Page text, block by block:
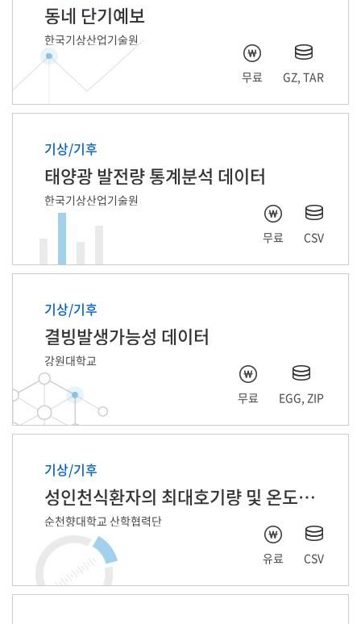
동네 단기예보
한국기상산업기술원
무료 GZ, TAR
기상/기후
태양광 발전량 통계분석 데이터
한국기상산업기술원
무료 CSV
기상/기후
결빙발생가능성 데이터
강원대학교
무료 EGG, ZIP
기상/기후
성인천식환자의 최대호기량 및 온도습도 자료
순천향대학교 산학협력단
유료 CSV